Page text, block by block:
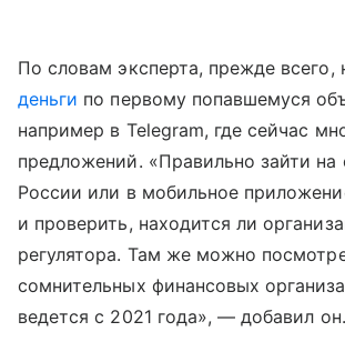
По словам эксперта, прежде всего,
деньги по первому попавшемуся
например в Telegram, где сейчас
предложений. «Правильно зайти на
России или в мобильное
и проверить, находится ли
регулятора. Там же можно
сомнительных финансовых
ведется с 2021 года», — добавил он.